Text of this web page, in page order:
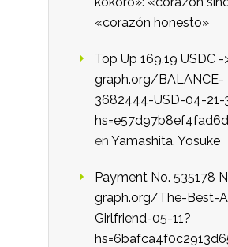
«corazón honesto»
Top Up 169.19 USDC -
graph.org/BALANCE-
3682444-USD-04-21-
en Yamashita, Yosuke
Payment No. 535178
graph.org/The-Best-
Girlfriend-05-11?